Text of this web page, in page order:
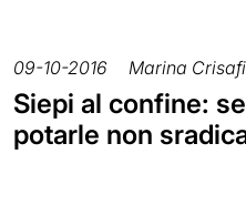
09-10-2016 Marina Crisafi
Siepi al confine:
potarle non